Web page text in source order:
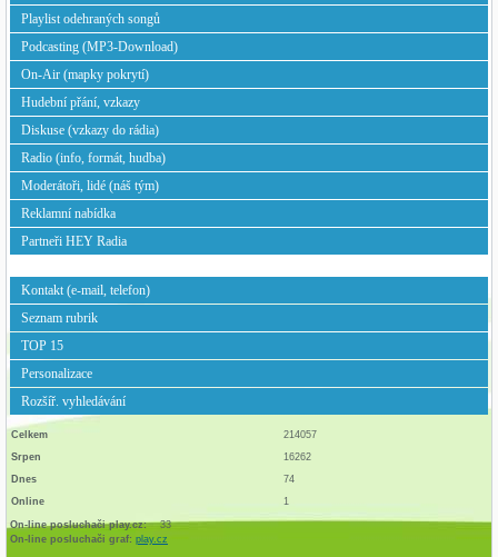
Playlist odehraných songů
Podcasting (MP3-Download)
On-Air (mapky pokrytí)
Hudební přání, vzkazy
Diskuse (vzkazy do rádia)
Radio (info, formát, hudba)
Moderátoři, lidé (náš tým)
Reklamní nabídka
Partneři HEY Radia
Kontakt (e-mail, telefon)
Seznam rubrik
TOP 15
Personalizace
Rozšíř. vyhledávání
Celkem
214057
Srpen
16262
Dnes
74
Online
1
On-line posluchači play.cz:
33
On-line posluchači graf: play.cz